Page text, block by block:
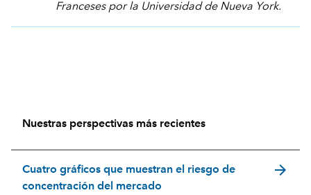
Franceses por la Universidad de Nueva York.
Nuestras perspectivas más recientes
Cuatro gráficos que muestran el riesgo de
concentración del mercado
arrow_forward